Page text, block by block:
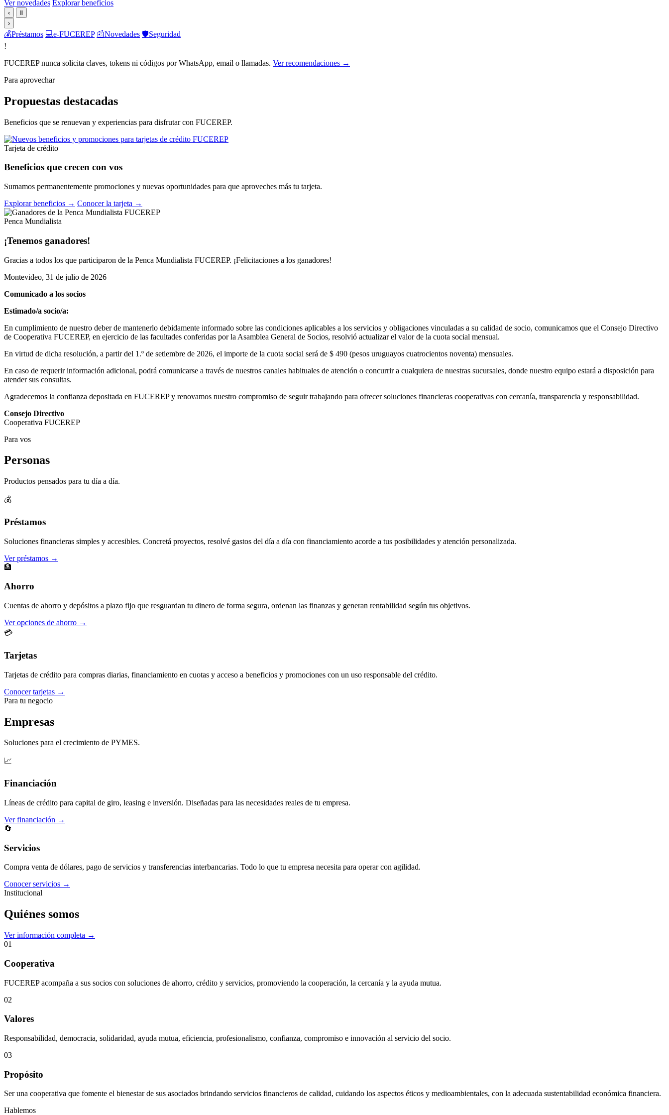
Ver novedades Explorar beneficios
‹
Ⅱ
›
💰Préstamos 💻e-FUCEREP 📰Novedades 🛡️Seguridad
!
FUCEREP nunca solicita claves, tokens ni códigos por WhatsApp, email o llamadas. Ver recomendaciones →
Para aprovechar
Propuestas destacadas
Beneficios que se renuevan y experiencias para disfrutar con FUCEREP.
Tarjeta de crédito
Beneficios que crecen con vos
Sumamos permanentemente promociones y nuevas oportunidades para que aproveches más tu tarjeta.
Explorar beneficios → Conocer la tarjeta →
Penca Mundialista
¡Tenemos ganadores!
Gracias a todos los que participaron de la Penca Mundialista FUCEREP. ¡Felicitaciones a los ganadores!
Montevideo, 31 de julio de 2026
Comunicado a los socios
Estimado/a socio/a:
En cumplimiento de nuestro deber de mantenerlo debidamente informado sobre las condiciones aplicables a los servicios y obligaciones vinculadas a su calidad de socio, comunicamos que el Consejo Directivo
de Cooperativa FUCEREP, en ejercicio de las facultades conferidas por la Asamblea General de Socios, resolvió actualizar el valor de la cuota social mensual.
En virtud de dicha resolución, a partir del 1.º de setiembre de 2026, el importe de la cuota social será de $ 490 (pesos uruguayos cuatrocientos noventa) mensuales.
En caso de requerir información adicional, podrá comunicarse a través de nuestros canales habituales de atención o concurrir a cualquiera de nuestras sucursales, donde nuestro equipo estará a disposición para
atender sus consultas.
Agradecemos la confianza depositada en FUCEREP y renovamos nuestro compromiso de seguir trabajando para ofrecer soluciones financieras cooperativas con cercanía, transparencia y responsabilidad.
Consejo Directivo
Cooperativa FUCEREP
Para vos
Personas
Productos pensados para tu día a día.
💰
Préstamos
Soluciones financieras simples y accesibles. Concretá proyectos, resolvé gastos del día a día con financiamiento acorde a tus posibilidades y atención personalizada.
Ver préstamos →
🏦
Ahorro
Cuentas de ahorro y depósitos a plazo fijo que resguardan tu dinero de forma segura, ordenan las finanzas y generan rentabilidad según tus objetivos.
Ver opciones de ahorro →
💳
Tarjetas
Tarjetas de crédito para compras diarias, financiamiento en cuotas y acceso a beneficios y promociones con un uso responsable del crédito.
Conocer tarjetas →
Para tu negocio
Empresas
Soluciones para el crecimiento de PYMES.
📈
Financiación
Líneas de crédito para capital de giro, leasing e inversión. Diseñadas para las necesidades reales de tu empresa.
Ver financiación →
🔄
Servicios
Compra venta de dólares, pago de servicios y transferencias interbancarias. Todo lo que tu empresa necesita para operar con agilidad.
Conocer servicios →
Institucional
Quiénes somos
Ver información completa →
01
Cooperativa
FUCEREP acompaña a sus socios con soluciones de ahorro, crédito y servicios, promoviendo la cooperación, la cercanía y la ayuda mutua.
02
Valores
Responsabilidad, democracia, solidaridad, ayuda mutua, eficiencia, profesionalismo, confianza, compromiso e innovación al servicio del socio.
03
Propósito
Ser una cooperativa que fomente el bienestar de sus asociados brindando servicios financieros de calidad, cuidando los aspectos éticos y medioambientales, con la adecuada sustentabilidad económica financiera.
Hablemos